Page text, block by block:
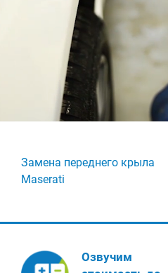
Замена переднего крыла
Maserati
Озвучим